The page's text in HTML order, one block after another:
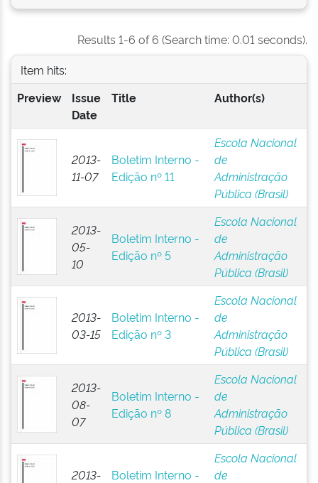
Results 1-6 of 6 (Search time: 0.01 seconds).
Item hits:
Preview
Issue
Date
Title Author(s)
2013-
11-07
Boletim Interno -
Edição nº 11
Escola Nacional
de
Administração
Pública (Brasil)
2013-
05-
10
Boletim Interno -
Edição nº 5
Escola Nacional
de
Administração
Pública (Brasil)
2013-
03-15
Boletim Interno -
Edição nº 3
Escola Nacional
de
Administração
Pública (Brasil)
2013-
08-
07
Boletim Interno -
Edição nº 8
Escola Nacional
de
Administração
Pública (Brasil)
2013-
Boletim Interno -
Escola Nacional
de